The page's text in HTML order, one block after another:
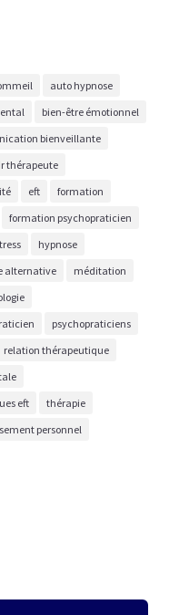
auto hypnose
bien-être émotionnel
bienveillante
thérapeute
eft
formation
formation psychopraticien
hypnose
alternative
méditation
psychopraticiens
relation thérapeutique
eft
thérapie
personnel